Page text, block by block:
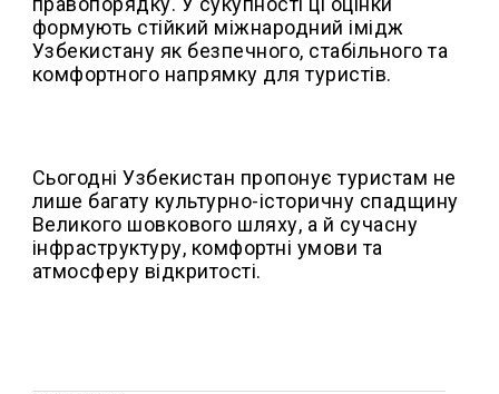
формують стійкий міжнародний імідж
Узбекистану як безпечного, стабільного та
комфортного напрямку для туристів.
Сьогодні Узбекистан пропонує туристам не
лише багату культурно-історичну спадщину
Великого шовкового шляху, а й сучасну
інфраструктуру, комфортні умови та
атмосферу відкритості.